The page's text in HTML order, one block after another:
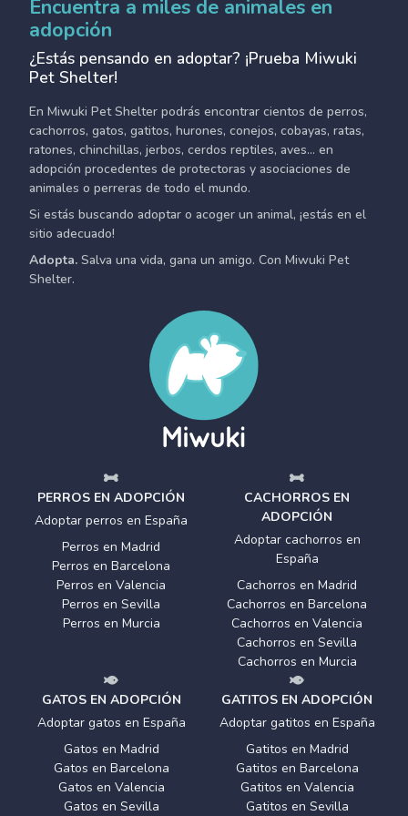
Encuentra a miles de animales en
adopción
¿Estás pensando en adoptar? ¡Prueba Miwuki
Pet Shelter!
En Miwuki Pet Shelter podrás encontrar cientos de perros,
cachorros, gatos, gatitos, hurones, conejos, cobayas, ratas,
ratones, chinchillas, jerbos, cerdos reptiles, aves... en
adopción procedentes de protectoras y asociaciones de
animales o perreras de todo el mundo.
Si estás buscando adoptar o acoger un animal, ¡estás en el
sitio adecuado!
Adopta. Salva una vida, gana un amigo. Con Miwuki Pet
Shelter.
PERROS EN ADOPCIÓN
Adoptar perros en España
Perros en Madrid
Perros en Barcelona
Perros en Valencia
Perros en Sevilla
Perros en Murcia
CACHORROS EN
ADOPCIÓN
Adoptar cachorros en
España
Cachorros en Madrid
Cachorros en Barcelona
Cachorros en Valencia
Cachorros en Sevilla
Cachorros en Murcia
GATOS EN ADOPCIÓN
Adoptar gatos en España
Gatos en Madrid
Gatos en Barcelona
Gatos en Valencia
Gatos en Sevilla
GATITOS EN ADOPCIÓN
Adoptar gatitos en España
Gatitos en Madrid
Gatitos en Barcelona
Gatitos en Valencia
Gatitos en Sevilla